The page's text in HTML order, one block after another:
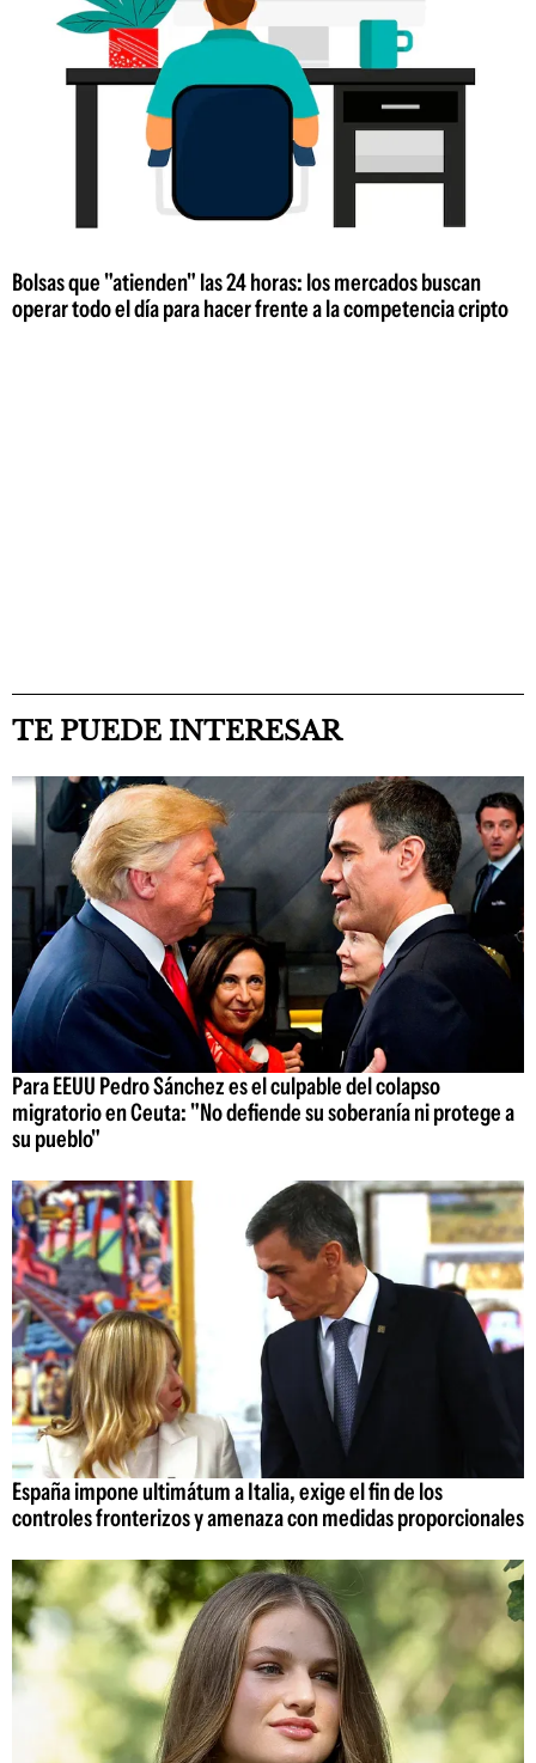
Bolsas que "atienden" las 24 horas: los mercados buscan
operar todo el día para hacer frente a la competencia cripto
TE PUEDE INTERESAR
Para EEUU Pedro Sánchez es el culpable del colapso
migratorio en Ceuta: "No defiende su soberanía ni protege a
su pueblo"
España impone ultimátum a Italia, exige el fin de los
controles fronterizos y amenaza con medidas proporcionales